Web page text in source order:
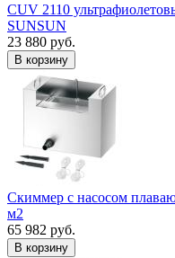
CUV 2110
SUNSUN
23 880 руб.
В корзину
Скиммер с насосом
м2
65 982 руб.
В корзину